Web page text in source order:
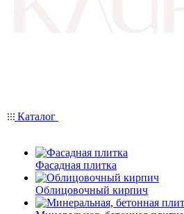
Каталог
Фасадная плитка
Облицовочный кирпич